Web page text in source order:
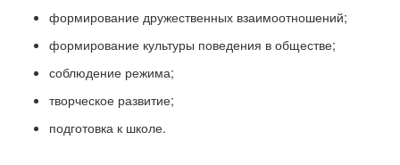
формирование дружественных взаимоотношений;
формирование культуры поведения в обществе;
соблюдение режима;
творческое развитие;
подготовка к школе.